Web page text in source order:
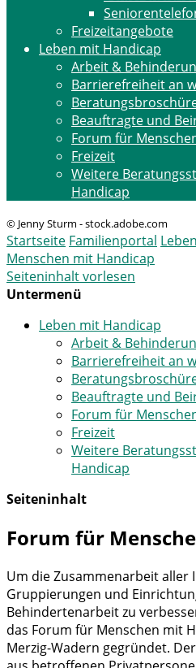
Freizeitangebote
Leben mit Handicap
Arbeit &
Barrierefreiheit an
Beauftragte und
Forum für
Freizeit
Weitere
Handicap
© Jenny Sturm - stock.adobe.com
Startseite Familienportal
Menschen mit Handicap
Seiteninhalt vorlesen
Untermenü
Leben mit Handicap
Arbeit &
Barrierefreiheit an
Beauftragte und
Forum für
Freizeit
Weitere
Handicap
Seiteninhalt
Forum für
Um die Zusammenarbeit aller
Gruppierungen und
Behindertenarbeit zu
das Forum für Menschen mit
Merzig-Wadern gegründet.